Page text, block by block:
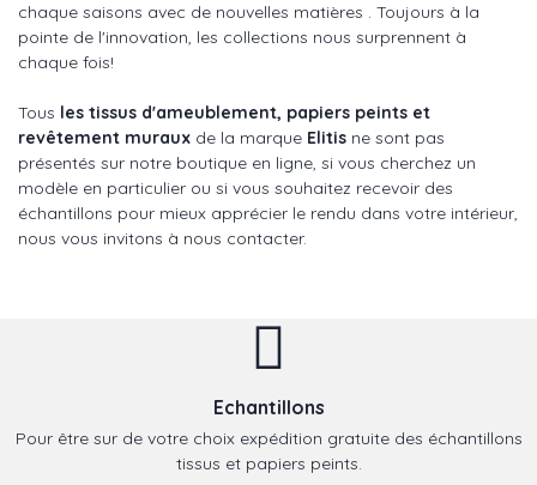
chaque saisons avec de nouvelles matières . Toujours à la
pointe de l'innovation, les collections nous surprennent à
chaque fois!
Tous les tissus d'ameublement, papiers peints et
revêtement muraux de la marque Elitis ne sont pas
présentés sur notre boutique en ligne, si vous cherchez un
modèle en particulier ou si vous souhaitez recevoir des
échantillons pour mieux apprécier le rendu dans votre intérieur,
nous vous invitons à nous contacter.
Echantillons
Pour être sur de votre choix expédition gratuite des échantillons
tissus et papiers peints.